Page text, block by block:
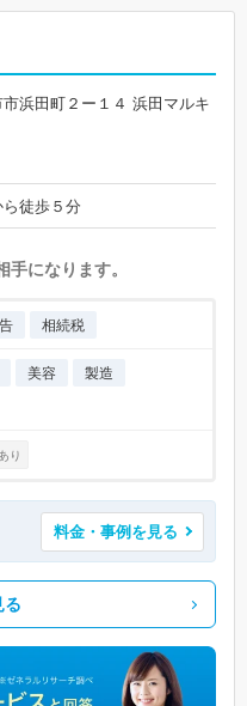
浜田町２ー１４ 浜田マルキ
徒歩５分
になります。
相続税
美容
製造
り
料金・事例を見る
る